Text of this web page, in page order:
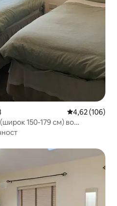
Просечна
4,62 (106)
150-179 см) во